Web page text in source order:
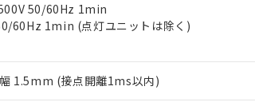
50/60Hz 1min
60Hz 1min (点灯ユニットは除く)
1.5mm (接点開離1ms以内)
点で非含有を証明するもので、過去に遡って
タル酸エステル類４物質の対応では、対応完
欄に対応日を記載しておりました。
の在庫切替を完了していることから、特段